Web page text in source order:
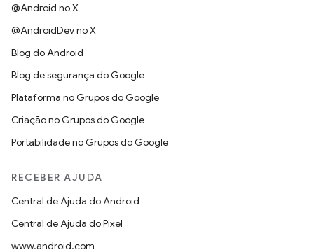
@Android no X
@AndroidDev no X
Blog do Android
Blog de segurança do Google
Plataforma no Grupos do Google
Criação no Grupos do Google
Portabilidade no Grupos do Google
RECEBER AJUDA
Central de Ajuda do Android
Central de Ajuda do Pixel
www.android.com